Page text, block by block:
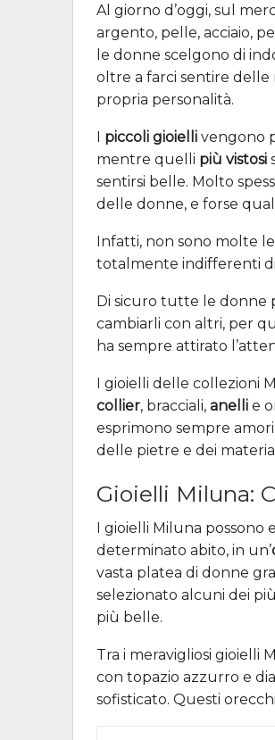
Al giorno d’oggi, sul
argento, pelle, acciaio,
le donne scelgono di
oltre a farci sentire delle
propria personalità.
I piccoli gioielli vengono
mentre quelli più vistosi
sentirsi belle. Molto
delle donne, e forse
Infatti, non sono molte
totalmente indifferenti
Di sicuro tutte le donne
cambiarli con altri, per
ha sempre attirato
I gioielli delle collezioni
collier, bracciali, anelli e
esprimono sempre amori
delle pietre e dei
Gioielli Miluna:
I gioielli Miluna possono
determinato abito, in un’
vasta platea di donne
selezionato alcuni dei
più belle.
Tra i meravigliosi gioielli
con topazio azzurro e
sofisticato. Questi